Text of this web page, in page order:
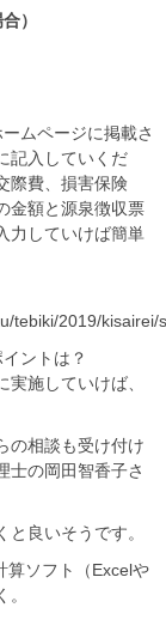
）
ムページに掲載さ
記入していくだ
際費、損害保険
金額と源泉徴収票
力していけば簡単
tebiki/2019/
ントは？
施していけば、
の相談も受け付け
士の岡田智香子さ
良いそうです。
算ソフト（Excelや